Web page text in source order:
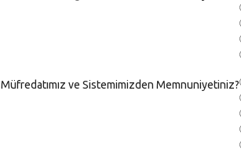
Müfredatımız ve Sistemimizden Memnuniyetiniz?